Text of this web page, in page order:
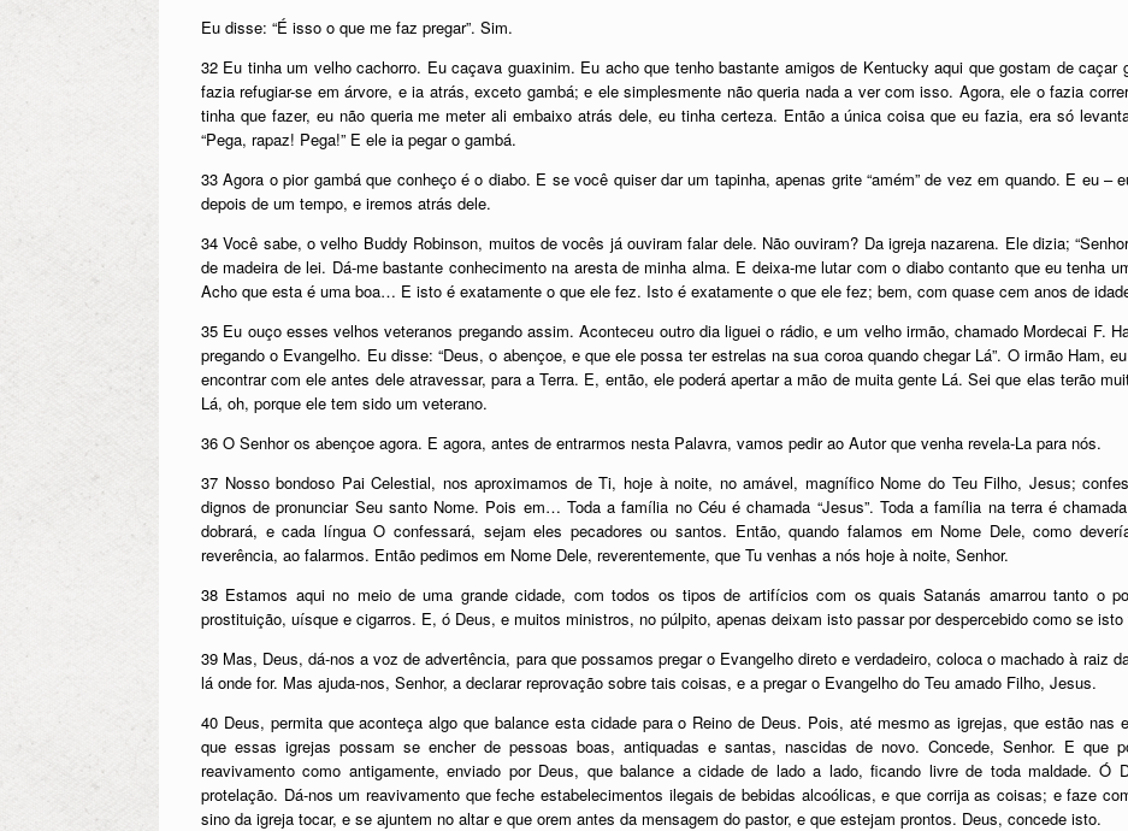
Eu disse: “É isso o que me faz pregar”. Sim.
32 Eu tinha um velho cachorro. Eu caçava guaxinim. Eu acho que tenho bastante amigos de Kentucky aqui que gostam de
fazia refugiar-se em árvore, e ia atrás, exceto gambá; e ele simplesmente não queria nada a ver com isso. Agora, ele o fazia
tinha que fazer, eu não queria me meter ali embaixo atrás dele, eu tinha certeza. Então a única coisa que eu fazia, era só
“Pega, rapaz! Pega!” E ele ia pegar o gambá.
33 Agora o pior gambá que conheço é o diabo. E se você quiser dar um tapinha, apenas grite “amém” de vez em quando. E eu –
depois de um tempo, e iremos atrás dele.
34 Você sabe, o velho Buddy Robinson, muitos de vocês já ouviram falar dele. Não ouviram? Da igreja nazarena. Ele dizia;
de madeira de lei. Dá-me bastante conhecimento na aresta de minha alma. E deixa-me lutar com o diabo contanto que eu tenha
Acho que esta é uma boa… E isto é exatamente o que ele fez. Isto é exatamente o que ele fez; bem, com quase cem anos de
35 Eu ouço esses velhos veteranos pregando assim. Aconteceu outro dia liguei o rádio, e um velho irmão, chamado Mordecai F.
pregando o Evangelho. Eu disse: “Deus, o abençoe, e que ele possa ter estrelas na sua coroa quando chegar Lá”. O irmão Ham,
encontrar com ele antes dele atravessar, para a Terra. E, então, ele poderá apertar a mão de muita gente Lá. Sei que elas terão
Lá, oh, porque ele tem sido um veterano.
36 O Senhor os abençoe agora. E agora, antes de entrarmos nesta Palavra, vamos pedir ao Autor que venha revela-La para nós.
37 Nosso bondoso Pai Celestial, nos aproximamos de Ti, hoje à noite, no amável, magnífico Nome do Teu Filho, Jesus;
dignos de pronunciar Seu santo Nome. Pois em… Toda a família no Céu é chamada “Jesus”. Toda a família na terra é
dobrará, e cada língua O confessará, sejam eles pecadores ou santos. Então, quando falamos em Nome Dele, como
reverência, ao falarmos. Então pedimos em Nome Dele, reverentemente, que Tu venhas a nós hoje à noite, Senhor.
38 Estamos aqui no meio de uma grande cidade, com todos os tipos de artifícios com os quais Satanás amarrou tanto o
prostituição, uísque e cigarros. E, ó Deus, e muitos ministros, no púlpito, apenas deixam isto passar por despercebido como se
39 Mas, Deus, dá-nos a voz de advertência, para que possamos pregar o Evangelho direto e verdadeiro, coloca o machado à raiz
lá onde for. Mas ajuda-nos, Senhor, a declarar reprovação sobre tais coisas, e a pregar o Evangelho do Teu amado Filho, Jesus.
40 Deus, permita que aconteça algo que balance esta cidade para o Reino de Deus. Pois, até mesmo as igrejas, que estão nas
que essas igrejas possam se encher de pessoas boas, antiquadas e santas, nascidas de novo. Concede, Senhor. E que
reavivamento como antigamente, enviado por Deus, que balance a cidade de lado a lado, ficando livre de toda maldade. Ó
protelação. Dá-nos um reavivamento que feche estabelecimentos ilegais de bebidas alcoólicas, e que corrija as coisas; e faze
sino da igreja tocar, e se ajuntem no altar e que orem antes da mensagem do pastor, e que estejam prontos. Deus, concede isto.